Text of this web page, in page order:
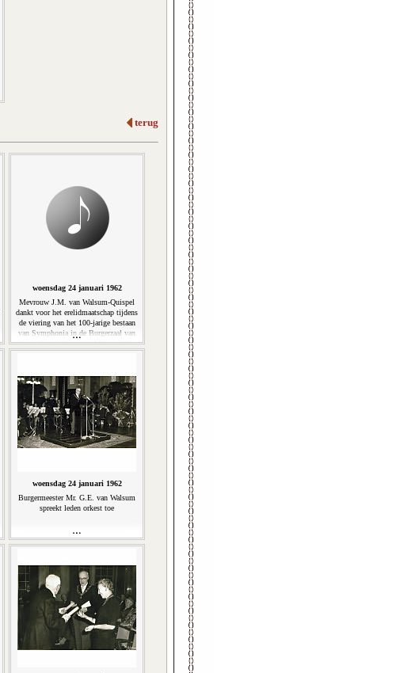
terug
woensdag 24 januari 1962
Mevrouw J.M. van Walsum-Quispel
dankt voor het erelidmaatschap tijdens
de viering van het 100-jarige bestaan
van Symphonia in de Burgerzaal van
het stadhuis, 24 januari 1962. (2'48'')
woensdag 24 januari 1962
Burgermeester Mr. G.E. van Walsum
spreekt leden orkest toe